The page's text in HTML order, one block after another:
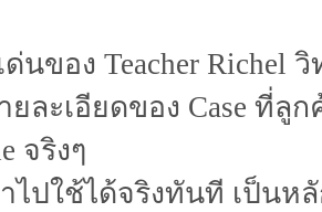
ด่นของ Teacher
ยละเอียดของ Case ที่
จริงๆ
ไปใช้ได้จริงทันที เป็นห